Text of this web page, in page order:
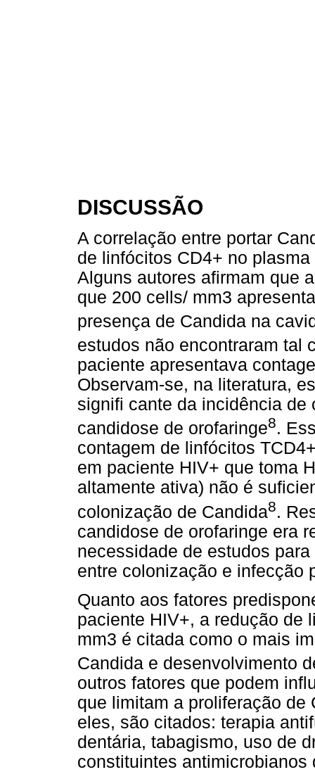
DISCUSSÃO
A correlação entre portar
de linfócitos CD4+ no
Alguns autores afirmam que
que 200 cells/ mm3
presença de Candida na
estudos não encontraram tal
paciente apresentava
Observam-se, na literatura,
signifi cante da incidência de
candidose de orofaringe8.
contagem de linfócitos
em paciente HIV+ que toma
altamente ativa) não é
colonização de Candida8.
candidose de orofaringe era
necessidade de estudos
entre colonização e infecção
Quanto aos fatores
paciente HIV+, a redução de
mm3 é citada como o mais
Candida e desenvolvimento
outros fatores que podem
que limitam a proliferação de
eles, são citados: terapia
dentária, tabagismo, uso de
constituintes